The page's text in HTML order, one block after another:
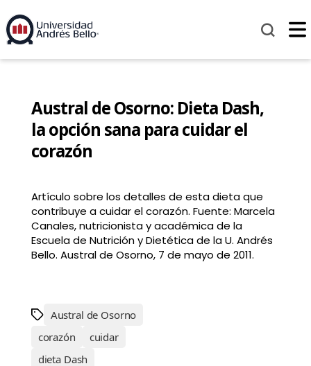
Austral de Osorno: Dieta Dash,
la opción sana para cuidar el
corazón
Artículo sobre los detalles de esta dieta que
contribuye a cuidar el corazón. Fuente: Marcela
Canales, nutricionista y académica de la
Escuela de Nutrición y Dietética de la U. Andrés
Bello. Austral de Osorno, 7 de mayo de 2011.
Austral de Osorno
corazón
cuidar
dieta Dash